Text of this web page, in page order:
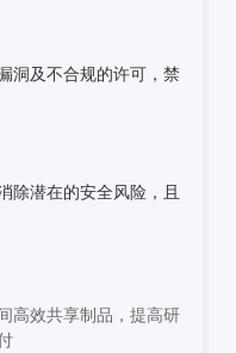
洞及不合规的许可，禁
除潜在的安全风险，且
高效共享制品，提高研